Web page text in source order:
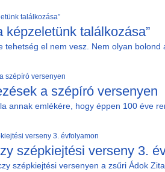
képzeletünk találkozása”
tehetség el nem vesz. Nem olyan
a szépíró versenyen
annak emlékére, hogy éppen 100 éve
szépkiejtési verseny 3.
szépkiejtési versenyen a zsűri Ádok